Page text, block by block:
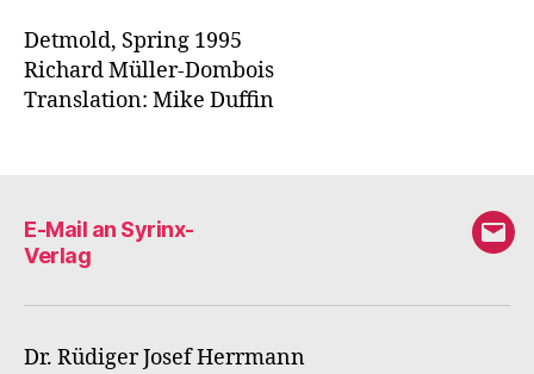
Detmold, Spring 1995
Richard Müller-Dombois
Translation: Mike Duffin
E-Mail an Syrinx-
Verlag
E-
an
Dr. Rüdiger Josef Herrmann